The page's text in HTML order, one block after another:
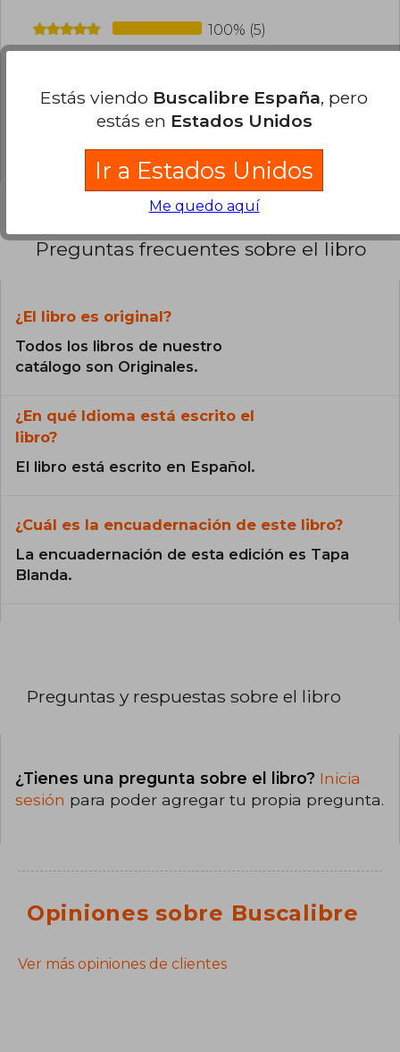
100% (5)
0% (0)
0% (0)
Preguntas frecuentes sobre el libro
¿El libro es original?
Todos los libros de nuestro
catálogo son Originales.
¿En qué Idioma está escrito el
libro?
El libro está escrito en Español.
¿Cuál es la encuadernación de este libro?
La encuadernación de esta edición es Tapa
Blanda.
Preguntas y respuestas sobre el libro
¿Tienes una pregunta sobre el libro? Inicia
sesión para poder agregar tu propia pregunta.
Opiniones sobre Buscalibre
Ver más opiniones de clientes
Estás viendo Buscalibre España, pero
estás en Estados Unidos
Ir a Estados Unidos
Me quedo aquí